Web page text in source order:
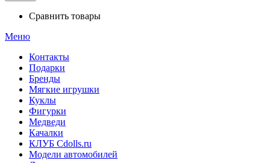
Сравнить товары
Меню
Контакты
Подарки
Бренды
Мягкие игрушки
Куклы
Фигурки
Медведи
Качалки
КЛУБ Cdolls.ru
Модели автомобилей